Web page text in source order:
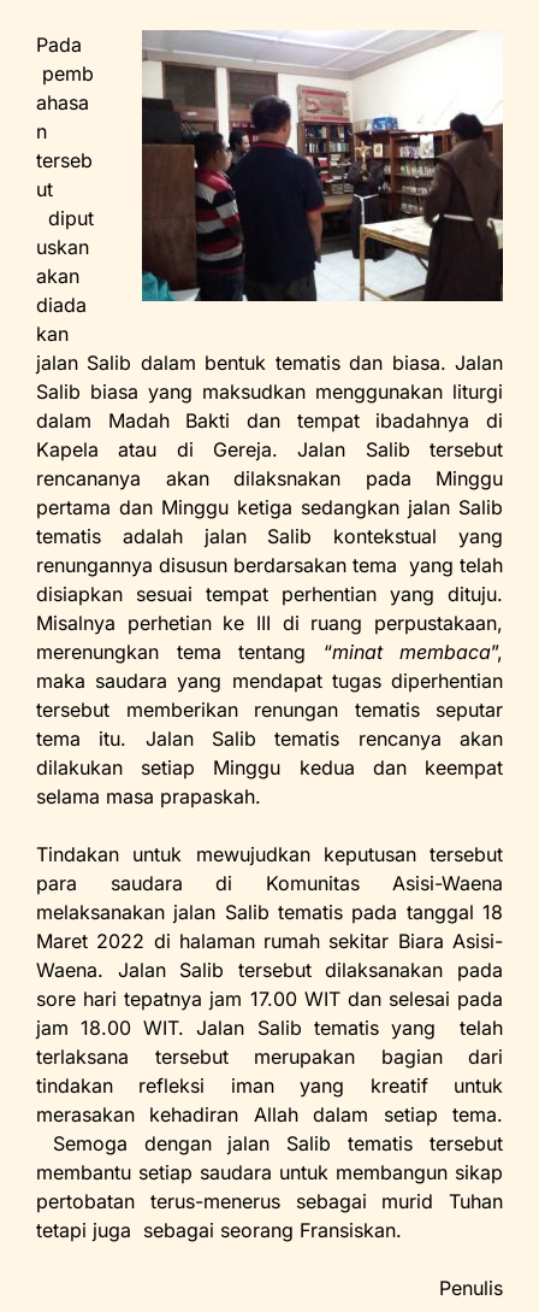
Pada
pemb
ahasa
n
terseb
ut
diput
uskan
akan
diada
kan
jalan Salib dalam bentuk tematis dan biasa. Jalan
Salib biasa yang maksudkan menggunakan liturgi
dalam Madah Bakti dan tempat ibadahnya di
Kapela atau di Gereja. Jalan Salib tersebut
rencananya akan dilaksnakan pada Minggu
pertama dan Minggu ketiga sedangkan jalan Salib
tematis adalah jalan Salib kontekstual yang
renungannya disusun berdarsakan tema yang telah
disiapkan sesuai tempat perhentian yang dituju.
Misalnya perhetian ke III di ruang perpustakaan,
merenungkan tema tentang “minat membaca”,
maka saudara yang mendapat tugas diperhentian
tersebut memberikan renungan tematis seputar
tema itu. Jalan Salib tematis rencanya akan
dilakukan setiap Minggu kedua dan keempat
selama masa prapaskah.
Tindakan untuk mewujudkan keputusan tersebut
para saudara di Komunitas Asisi-Waena
melaksanakan jalan Salib tematis pada tanggal 18
Maret 2022 di halaman rumah sekitar Biara Asisi-
Waena. Jalan Salib tersebut dilaksanakan pada
sore hari tepatnya jam 17.00 WIT dan selesai pada
jam 18.00 WIT. Jalan Salib tematis yang telah
terlaksana tersebut merupakan bagian dari
tindakan refleksi iman yang kreatif untuk
merasakan kehadiran Allah dalam setiap tema.
Semoga dengan jalan Salib tematis tersebut
membantu setiap saudara untuk membangun sikap
pertobatan terus-menerus sebagai murid Tuhan
tetapi juga sebagai seorang Fransiskan.
Penulis